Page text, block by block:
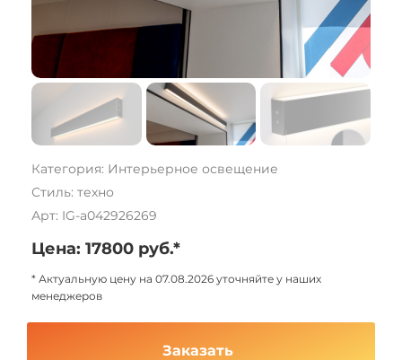
Категория: Интерьерное освещение
Стиль: техно
Арт: IG-a042926269
Цена: 17800 руб.*
* Актуальную цену на 07.08.2026 уточняйте у наших
менеджеров
Заказать